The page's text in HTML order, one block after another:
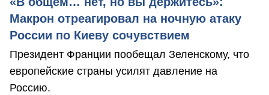
Макрон отреагировал на ночную атаку
России по Киеву сочувствием
Президент Франции пообещал Зеленскому, что
европейские страны усилят давление на
Россию.